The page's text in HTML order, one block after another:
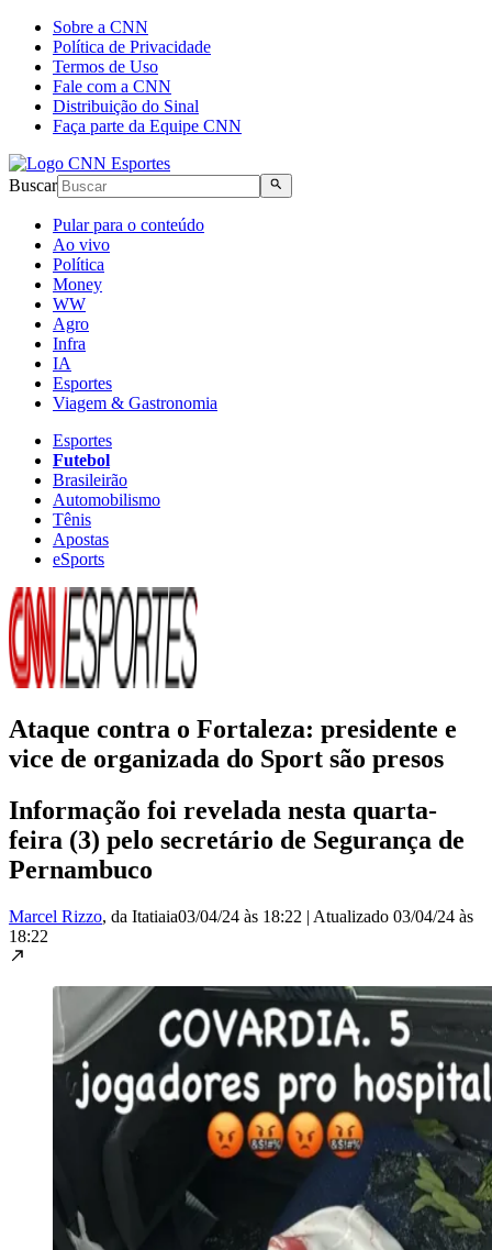
Sobre a CNN
Política de Privacidade
Termos de Uso
Fale com a CNN
Distribuição do Sinal
Faça parte da Equipe CNN
Buscar
Pular para o conteúdo
Ao vivo
Política
Money
WW
Agro
Infra
IA
Esportes
Viagem & Gastronomia
Esportes
Futebol
Brasileirão
Automobilismo
Tênis
Apostas
eSports
Ataque contra o Fortaleza: presidente e
vice de organizada do Sport são presos
Informação foi revelada nesta quarta-
feira (3) pelo secretário de Segurança de
Pernambuco
Marcel Rizzo, da Itatiaia03/04/24 às 18:22 | Atualizado 03/04/24 às
18:22